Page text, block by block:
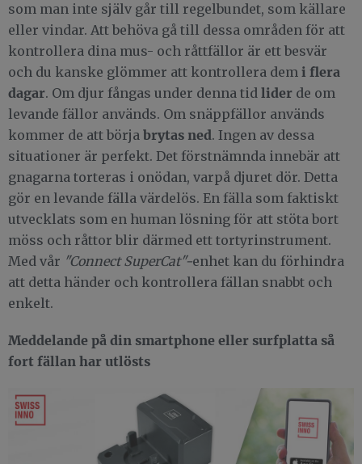
som man inte själv går till regelbundet, som källare
eller vindar. Att behöva gå till dessa områden för att
kontrollera dina mus- och råttfällor är ett besvär
och du kanske glömmer att kontrollera dem i flera
dagar. Om djur fångas under denna tid lider de om
levande fällor används. Om snäppfällor används
kommer de att börja brytas ned. Ingen av dessa
situationer är perfekt. Det förstnämnda innebär att
gnagarna torteras i onödan, varpå djuret dör. Detta
gör en levande fälla värdelös. En fälla som faktiskt
utvecklats som en human lösning för att stöta bort
möss och råttor blir därmed ett tortyrinstrument.
Med vår "Connect SuperCat"-enhet kan du förhindra
att detta händer och kontrollera fällan snabbt och
enkelt.
Meddelande på din smartphone eller surfplatta så
fort fällan har utlösts